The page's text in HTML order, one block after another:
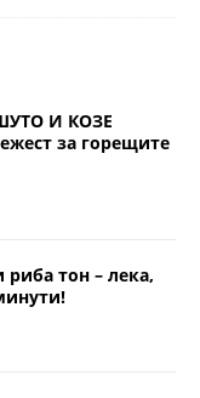
И КОЗЕ
за горещите
риба тон – лека,